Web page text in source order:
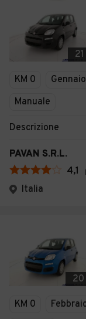
21
KM 0
Manuale
Descrizione
PAVAN S.R.L.
4,1
Italia
20
KM 0